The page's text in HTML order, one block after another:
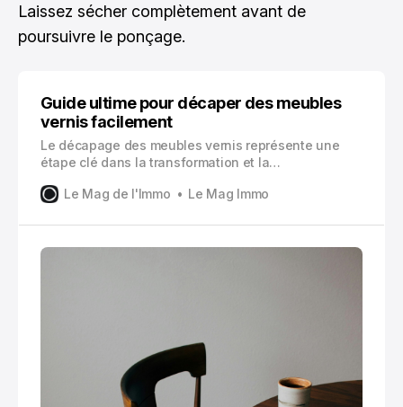
Laissez sécher complètement avant de
poursuivre le ponçage.
Guide ultime pour décaper des meubles
vernis facilement
Le décapage des meubles vernis représente une
étape clé dans la transformation et la
autrefois réservée aux professionnels, est
méthodes et des produits disponibles sur le marché.
Le Mag de l'Immo Le Mag Immo